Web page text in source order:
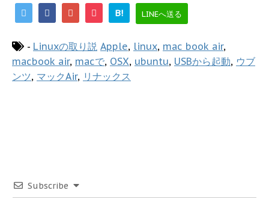
B! LINEへ送る
- Linuxの取り説 Apple, linux, mac book air,
macbook air, macで, OSX, ubuntu, USBから起動, ウブ
ンツ, マックAir, リナックス
Subscribe